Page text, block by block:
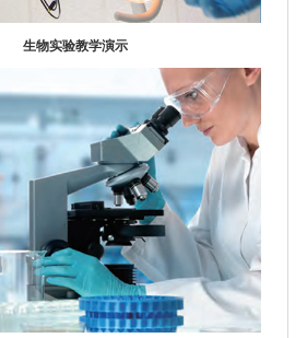
生物实验教学演示